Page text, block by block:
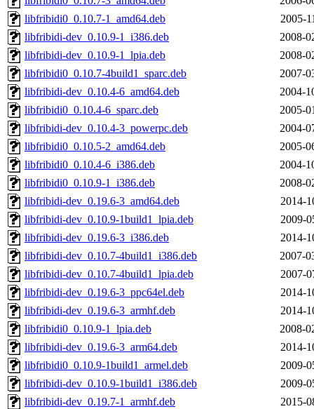
libfribidi0_0.10.7-1_amd64.deb
2005-
libfribidi-dev_0.10.9-1_i386.deb
2008-
libfribidi-dev_0.10.9-1_lpia.deb
2008-
libfribidi0_0.10.7-4build1_sparc.deb
2007-
libfribidi-dev_0.10.4-6_amd64.deb
2004-
libfribidi0_0.10.4-6_sparc.deb
2005-
libfribidi-dev_0.10.4-3_powerpc.deb
2004-
libfribidi0_0.10.5-2_amd64.deb
2005-
libfribidi0_0.10.4-6_i386.deb
2004-
libfribidi0_0.10.9-1_i386.deb
2008-
libfribidi-dev_0.19.6-3_amd64.deb
2014-
libfribidi-dev_0.10.9-1build1_lpia.deb
2009-
libfribidi-dev_0.19.6-3_i386.deb
2014-
libfribidi-dev_0.10.7-4build1_i386.deb
2007-
libfribidi-dev_0.10.7-4build1_lpia.deb
2007-
libfribidi-dev_0.19.6-3_ppc64el.deb
2014-
libfribidi-dev_0.19.6-3_armhf.deb
2014-
libfribidi0_0.10.9-1_lpia.deb
2008-
libfribidi-dev_0.19.6-3_arm64.deb
2014-
libfribidi0_0.10.9-1build1_armel.deb
2009-
libfribidi-dev_0.10.9-1build1_i386.deb
2009-
libfribidi-dev_0.19.7-1_armhf.deb
2015-